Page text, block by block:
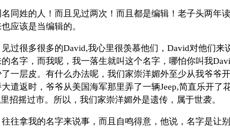
同姓的人！而且见过两次！而且都是编辑！老子头两年
应该是当编辑的。
过很多很多的David,我心里很羡慕他们，David对他们来
名字，而我呢，我一落生就叫这个名字，哪怕你叫我
一层皮。有什么办法呢，我们家崇洋媚外至少从我爷爷开
遣返时，爷爷从美国海军那里弄了一辆Jeep,简直乐开了花
招摇过市。所以，我们家崇洋媚外是遗传，属于世袭。
往拿我的名字来说事，而且自鸣得意，他说，名字是让